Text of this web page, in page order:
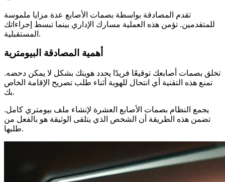
تقدم المصادقة بواسطة بصمات الأصابع عدة مزايا ملموسة
للمتقدمين. تؤمن هذه العملية مسارك الإداري بينما تبسط إجراءاتك
المستقبلية.
أهمية المصادقة البيومترية
تخلق بصمات أصابعك توقيعًا فريدًا يحدد هويتك بشكل لا يمكن دحضه.
تمنع هذه التقنية أي انتحال للهوية أثناء طلب تصريح الإقامة الخاص
بك.
يجمع النظام بصمات الأصابع العشرة لإنشاء ملف بيومتري كامل.
تضمن هذه الطريقة أن الشخص الذي يتلقى الوثيقة هو بالفعل من
طلبها.